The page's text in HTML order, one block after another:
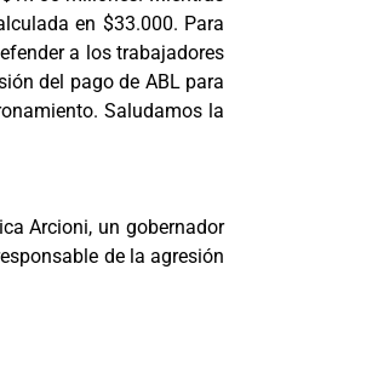
en $33.000. Para
a los trabajadores
del pago de ABL para
Saludamos la
Arcioni, un gobernador
de la agresión